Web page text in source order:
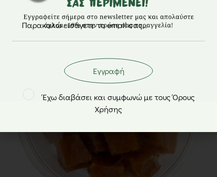
Μη διαθέσιμο
Εγγραφή
Έχω διαβάσει και συμφωνώ με τους Όρους
Χρήσης